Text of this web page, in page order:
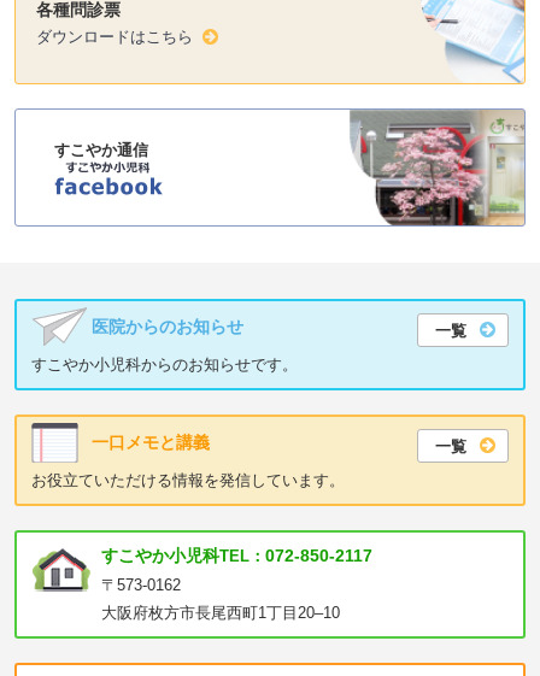
各種問診票
ダウンロードはこちら
すこやか通信
医院からのお知らせ
一覧
すこやか小児科からのお知らせです。
一口メモと講義
一覧
お役立ていただける情報を発信しています。
すこやか小児科TEL： 072-850-2117
〒573-0162
大阪府枚方市長尾西町1丁目20–10